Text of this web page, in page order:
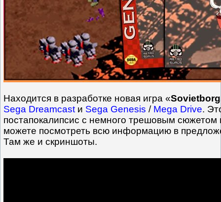
Находится в разработке новая игра «
Sega Dreamcastи Sega Genesis / Mega Drive.
постапокалипсис с немного трешовым
можете посмотреть всю информацию в
Там же и скриншоты.